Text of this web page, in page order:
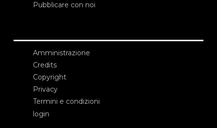
Pubblicare con noi
Amministrazione
Credits
Copyright
Privacy
Termini e condizioni
login